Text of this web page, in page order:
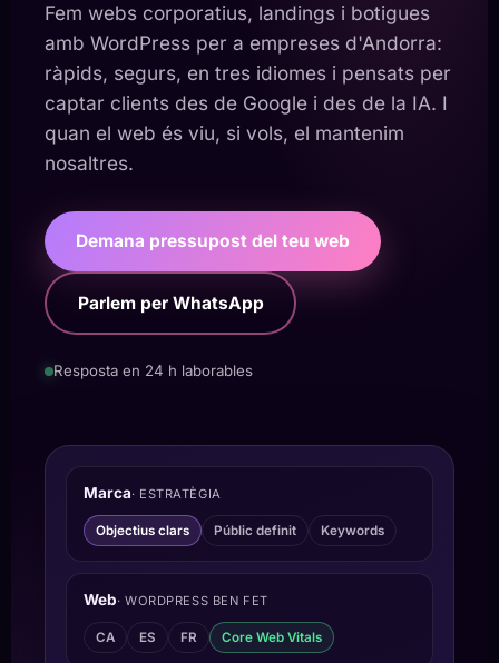
Fem webs corporatius, landings i botigues
amb WordPress per a empreses d'Andorra:
ràpids, segurs, en tres idiomes i pensats per
captar clients des de Google i des de la IA. I
quan el web és viu, si vols, el mantenim
nosaltres.
Demana pressupost del teu web
Parlem per WhatsApp
Resposta en 24 h laborables
Marca· ESTRATÈGIA
Objectius clars Públic definit Keywords
Web· WORDPRESS BEN FET
CA ES FR Core Web Vitals